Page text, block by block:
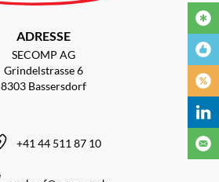
ADRESSE
SECOMP AG
Grindelstrasse 6
8303 Bassersdorf
+41 44 511 87 10